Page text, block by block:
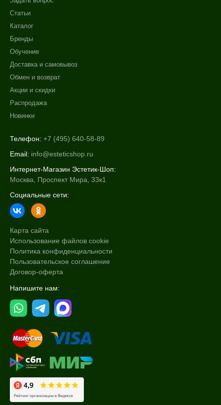
Статьи
Каталог
Бренды
Обучение
Доставка и самовывоз
Обмен и возврат
Акции и скидки
Распродажа
Новинки
Телефон: +7 (495) 640-58-89
Email: info@esteticshop.ru
Интернет-Магазин Эстетик-Шоп:
Москва, Проспект Мира, 33к1
Социальные сети:
Карта сайта
Использование файлов cookie
Политика конфиденциальности
Пользовательское соглашение
Договор-оферта
Напишите нам: